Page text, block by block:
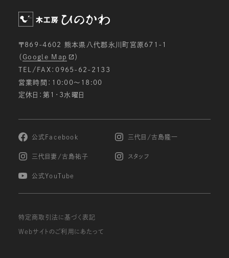
〒869-4602 熊本県八代郡氷川町宮原671-1
（ Google Map
）
TEL/FAX：0965-62-2133
営業時間：10:00〜18:00
定休日：第1・3水曜日
公式Facebook 三代目/古島隆一
三代目妻/古島祐子 スタッフ
公式YouTube
特定商取引法に基づく表記
Webサイトのご利用にあたって